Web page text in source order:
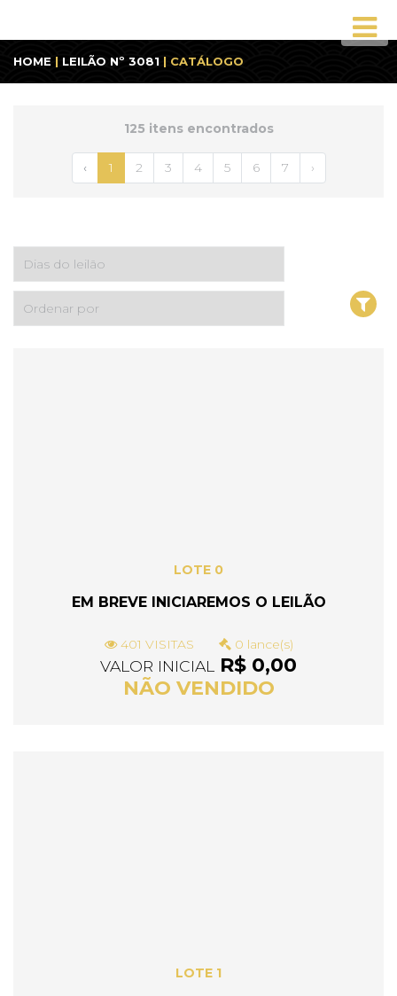
HOME | LEILÃO Nº 3081 | CATÁLOGO
125 itens encontrados
‹ 1 2 3 4 5 6 7 ›
LOTE 0
EM BREVE INICIAREMOS O LEILÃO
401 VISITAS 0 lance(s)
VALOR INICIAL
R$ 0,00
NÃO VENDIDO
LOTE 1